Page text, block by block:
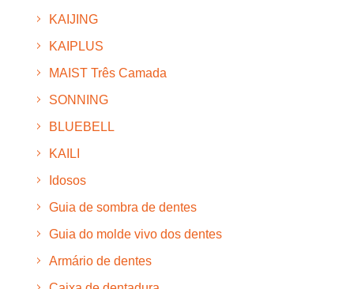
KAIJING
KAIPLUS
MAIST Três Camada
SONNING
BLUEBELL
KAILI
Idosos
Guia de sombra de dentes
Guia do molde vivo dos dentes
Armário de dentes